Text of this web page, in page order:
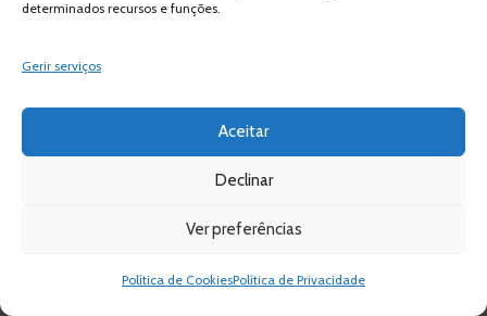
determinados recursos e funções.
Gerir serviços
Aceitar
Declinar
Ver preferências
Política de CookiesPolítica de Privacidade
Newsletter Bem